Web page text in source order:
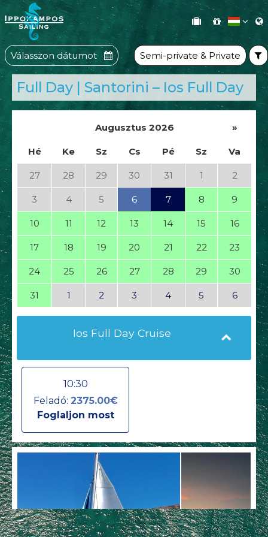
Válasszon dátumot Semi-private & Private
Full Day | Santorini – Ios Full Day
Augusztus 2026 »
Hé Ke Sz Cs Pé Sz Va
27 28 29 30 31 1 2
3 4 5 6 7 8 9
10 11 12 13 14 15 16
17 18 19 20 21 22 23
24 25 26 27 28 29 30
31 1 2 3 4 5 6
Ios Full Day Cruise
10:30
Feladó: 2375.00€
Foglaljon most